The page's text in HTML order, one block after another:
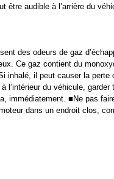
être audible à l’arrière du
des odeurs de gaz
Ce gaz contient du
inhalé, il peut causer la perte
l’intérieur du véhicule, garder
immédiatement. ■Ne pas
dans un endroit clos,